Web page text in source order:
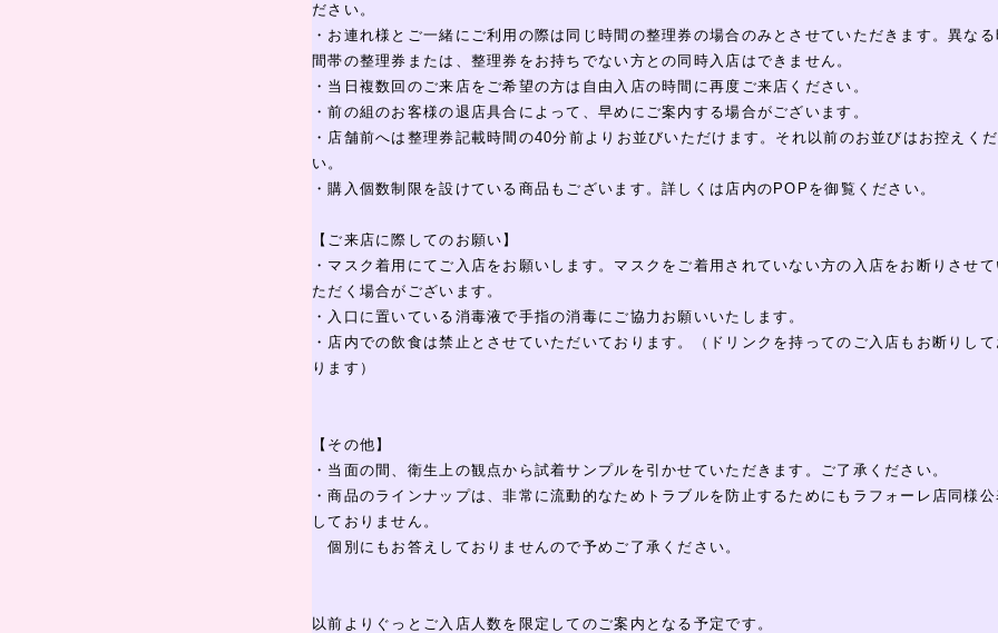
ださい。
・お連れ様とご一緒にご利用の際は同じ時間の整理券の場合のみとさせていただきます。異なる
間帯の整理券または、整理券をお持ちでない方との同時入店はできません。
・当日複数回のご来店をご希望の方は自由入店の時間に再度ご来店ください。
・前の組のお客様の退店具合によって、早めにご案内する場合がございます。
・店舗前へは整理券記載時間の40分前よりお並びいただけます。それ以前のお並びはお控えくだ
い。
・購入個数制限を設けている商品もございます。詳しくは店内のPOPを御覧ください。
【ご来店に際してのお願い】
・マスク着用にてご入店をお願いします。マスクをご着用されていない方の入店をお断りさせて
ただく場合がございます。
・入口に置いている消毒液で手指の消毒にご協力お願いいたします。
・店内での飲食は禁止とさせていただいております。（ドリンクを持ってのご入店もお断りして
ります）
【その他】
・当面の間、衛生上の観点から試着サンプルを引かせていただきます。ご了承ください。
・商品のラインナップは、非常に流動的なためトラブルを防止するためにもラフォーレ店同様公
しておりません。
個別にもお答えしておりませんので予めご了承ください。
以前よりぐっとご入店人数を限定してのご案内となる予定です。